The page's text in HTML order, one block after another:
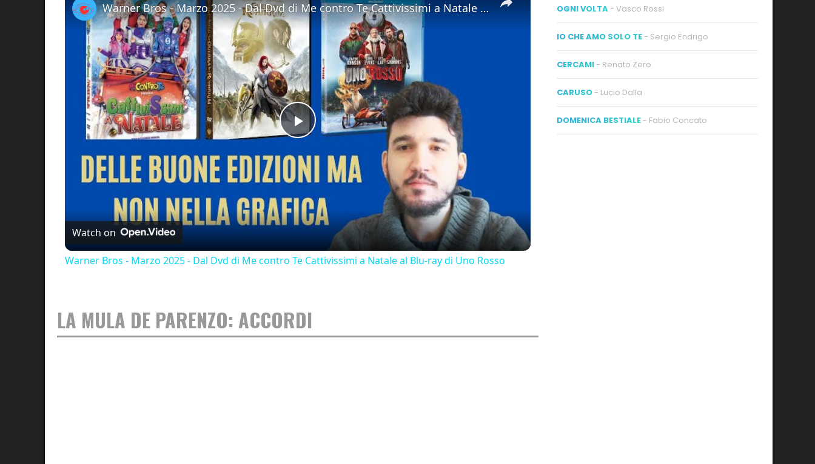
Play
Video
Warner Bros - Marzo 2025 - Dal Dvd di Me contro Te Cattivissimi a Natale al Blu-ray di Uno Rosso
Watch on
Warner Bros - Marzo 2025 - Dal Dvd di Me contro Te Cattivissimi a Natale al Blu-ray di Uno Rosso
LA MULA DE PARENZO: ACCORDI
OGNI VOLTA - Vasco Rossi
IO CHE AMO SOLO TE - Sergio Endrigo
CERCAMI - Renato Zero
CARUSO - Lucio Dalla
DOMENICA BESTIALE - Fabio Concato